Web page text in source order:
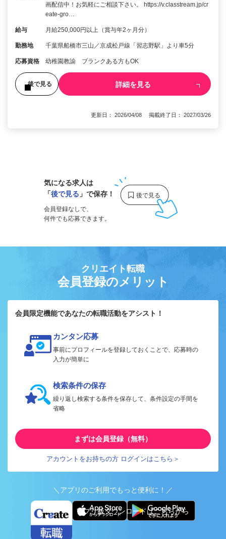
画配信中！お気軽にご相談下さい。 https://v.classtream.jp/cr
eate-gro…
給与 月給250,000円以上（賞与年2ヶ月分）
勤務地 千葉県船橋市三山／京成松戸線「習志野駅」より車5分
応募資格 幼稚園教諭 ブランクある方もOK
後で見る 詳細を見る
更新日： 2026/04/08 掲載終了日： 2027/03/26
気になる求人は
「後で見る 」で保存！
会員登録なしで、
何件でも応募できます。
クリエイト転職
会員登録のメリット
会員限定機能であなたの転職活動をアシスト！
カンタン応募
事前にプロフィールを登録しておくことで、応募時の
入力が簡単に
検索条件の保存
繰り返し検索する条件を保存して、条件設定の手間を
省略
まずは会員登録（無料）
アカウントをお持ちの方 ログインはこちら＞
＼アプリのご利用でもっと便利に！／
アプリ版ダウンロードはこちらから